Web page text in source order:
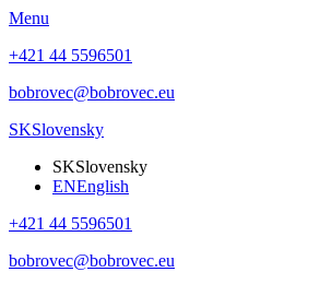
Menu
+421 44 5596501
bobrovec@bobrovec.eu
SKSlovensky
SKSlovensky
ENEnglish
+421 44 5596501
bobrovec@bobrovec.eu